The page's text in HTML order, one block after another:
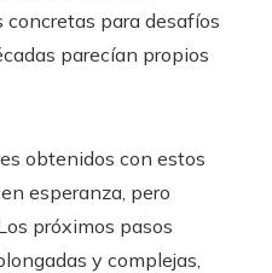
para desafíos
parecían propios
obtenidos con estos
esperanza, pero
próximos pasos
y complejas,